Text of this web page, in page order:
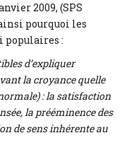
2009, (SPS
pourquoi les
populaires :
d’expliquer
la croyance quelle
: la satisfaction
la prééminence des
de sens inhérente au